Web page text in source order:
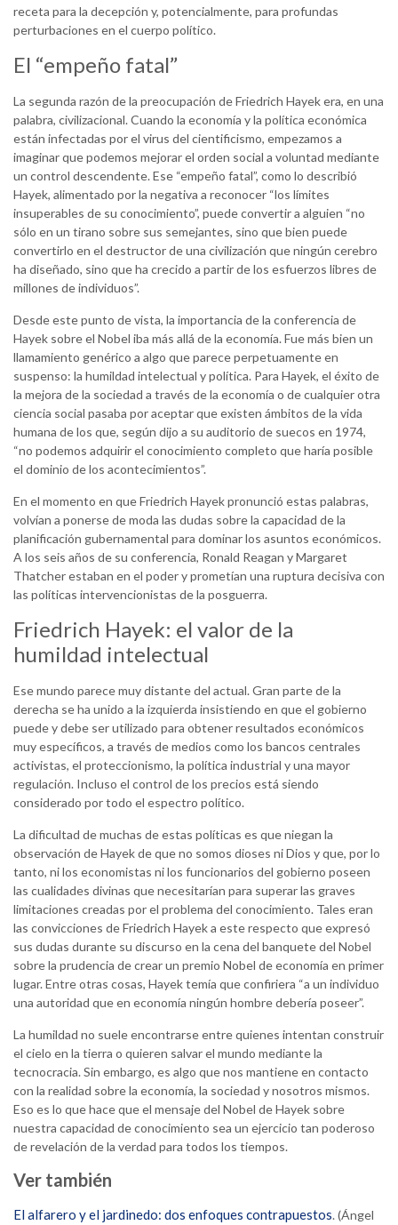
receta para la decepción y, potencialmente, para profundas
perturbaciones en el cuerpo político.
El “empeño fatal”
La segunda razón de la preocupación de Friedrich Hayek era, en una
palabra, civilizacional. Cuando la economía y la política económica
están infectadas por el virus del cientificismo, empezamos a
imaginar que podemos mejorar el orden social a voluntad mediante
un control descendente. Ese “empeño fatal”, como lo describió
Hayek, alimentado por la negativa a reconocer “los límites
insuperables de su conocimiento”, puede convertir a alguien “no
sólo en un tirano sobre sus semejantes, sino que bien puede
convertirlo en el destructor de una civilización que ningún cerebro
ha diseñado, sino que ha crecido a partir de los esfuerzos libres de
millones de individuos”.
Desde este punto de vista, la importancia de la conferencia de
Hayek sobre el Nobel iba más allá de la economía. Fue más bien un
llamamiento genérico a algo que parece perpetuamente en
suspenso: la humildad intelectual y política. Para Hayek, el éxito de
la mejora de la sociedad a través de la economía o de cualquier otra
ciencia social pasaba por aceptar que existen ámbitos de la vida
humana de los que, según dijo a su auditorio de suecos en 1974,
“no podemos adquirir el conocimiento completo que haría posible
el dominio de los acontecimientos”.
En el momento en que Friedrich Hayek pronunció estas palabras,
volvían a ponerse de moda las dudas sobre la capacidad de la
planificación gubernamental para dominar los asuntos económicos.
A los seis años de su conferencia, Ronald Reagan y Margaret
Thatcher estaban en el poder y prometían una ruptura decisiva con
las políticas intervencionistas de la posguerra.
Friedrich Hayek: el valor de la
humildad intelectual
Ese mundo parece muy distante del actual. Gran parte de la
derecha se ha unido a la izquierda insistiendo en que el gobierno
puede y debe ser utilizado para obtener resultados económicos
muy específicos, a través de medios como los bancos centrales
activistas, el proteccionismo, la política industrial y una mayor
regulación. Incluso el control de los precios está siendo
considerado por todo el espectro político.
La dificultad de muchas de estas políticas es que niegan la
observación de Hayek de que no somos dioses ni Dios y que, por lo
tanto, ni los economistas ni los funcionarios del gobierno poseen
las cualidades divinas que necesitarían para superar las graves
limitaciones creadas por el problema del conocimiento. Tales eran
las convicciones de Friedrich Hayek a este respecto que expresó
sus dudas durante su discurso en la cena del banquete del Nobel
sobre la prudencia de crear un premio Nobel de economía en primer
lugar. Entre otras cosas, Hayek temía que confiriera “a un individuo
una autoridad que en economía ningún hombre debería poseer”.
La humildad no suele encontrarse entre quienes intentan construir
el cielo en la tierra o quieren salvar el mundo mediante la
tecnocracia. Sin embargo, es algo que nos mantiene en contacto
con la realidad sobre la economía, la sociedad y nosotros mismos.
Eso es lo que hace que el mensaje del Nobel de Hayek sobre
nuestra capacidad de conocimiento sea un ejercicio tan poderoso
de revelación de la verdad para todos los tiempos.
Ver también
El alfarero y el jardinedo: dos enfoques contrapuestos. (Ángel